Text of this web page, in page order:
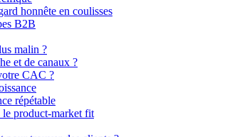
honnête en coulisses
B2B
malin ?
et de canaux ?
CAC ?
répétable
le product-market fit